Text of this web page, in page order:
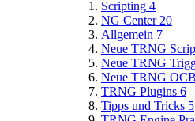
Scripting 4
NG Center 20
Allgemein 7
Neue TRNG
Neue TRNG
Neue TRNG
TRNG Plugins 6
Tipps und Tricks 5